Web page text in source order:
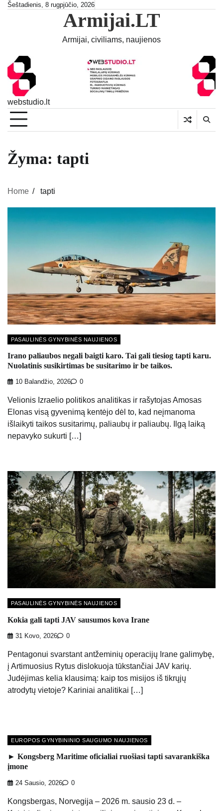
SkipŠeštadienis, 8 rugpjūčio, 2026
Armijai.LT
Armijai, civiliams, naujienos
webstudio.lt
Žyma: tapti
Home tapti
PASAULINĖS GYNYBINĖS NAUJIENOS
Irano paliaubos negali baigti karo. Tai gali tiesiog tapti karu.
Nuolatinis susikirtimas be susitarimo ir be taikos.
10 Balandžio, 2026 0
Velionis Izraelio politikos analitikas ir rašytojas Amosas
Elonas visą gyvenimą kentėjo dėl to, kad neįmanoma
išlaikyti taikos susitarimų, paliaubų ir paliaubų. Ilgą laiką
nepavyko sukurti […]
PASAULINĖS GYNYBINĖS NAUJIENOS
Kokia gali tapti JAV sausumos kova Irane
31 Kovo, 2026 0
Pentagonui svarstant antžeminių operacijų Irane galimybę,
į Artimuosius Rytus dislokuoja tūkstančiai JAV karių.
Judėjimas kelia klausimą: kaip tos misijos iš tikrųjų
atrodytų vietoje? Kariniai analitikai […]
EUROPOS GYNYBININIO SAUGUMO NAUJIENOS
► Kongsberg Maritime oficialiai ruošiasi tapti savarankiška
įmone
24 Sausio, 2026 0
Kongsbergas, Norvegija – 2026 m. sausio 23 d. –